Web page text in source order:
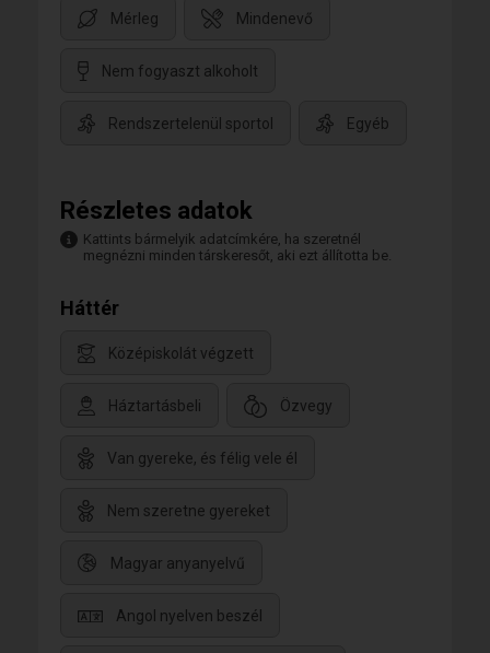
Mérleg Mindenevő
Nem fogyaszt alkoholt
Rendszertelenül sportol Egyéb
Részletes adatok
Kattints bármelyik adatcímkére, ha szeretnél
megnézni minden társkeresőt, aki ezt állította be.
Háttér
Középiskolát végzett
Háztartásbeli Özvegy
Van gyereke, és félig vele él
Nem szeretne gyereket
Magyar anyanyelvű
Angol nyelven beszél